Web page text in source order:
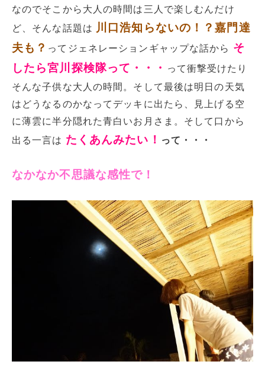
なのでそこから大人の時間は三人で楽しむんだけ
ど、そんな話題は 川口浩知らないの！？嘉門達
夫も？ ってジェネレーションギャップな話から そ
したら宮川探検隊って・・・
って衝撃受けたり
そんな子供な大人の時間。そして最後は明日の天気
はどうなるのかなってデッキに出たら、見上げる空
に薄雲に半分隠れた青白いお月さま。そして口から
出る一言は たくあんみたい！ って・・・
なかなか不思議な感性で！